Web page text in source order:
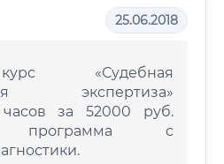
25.06.2018
«Судебная
экспертиза»
за 52000 руб.
программа с